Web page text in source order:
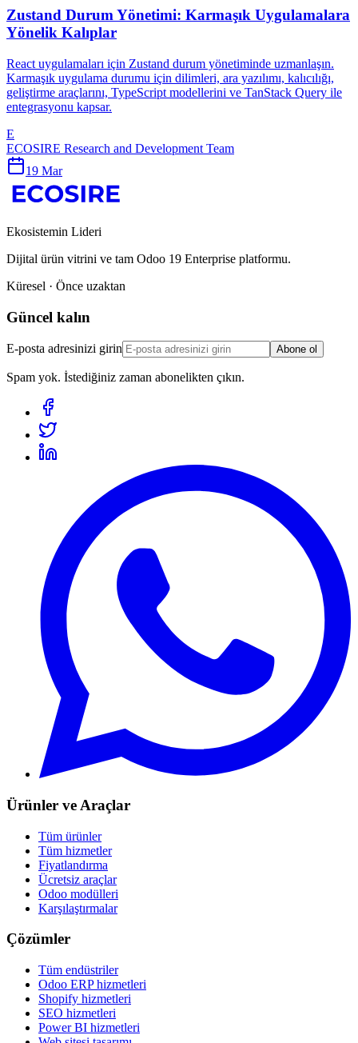
Zustand Durum Yönetimi: Karmaşık Uygulamalara
Yönelik Kalıplar
React uygulamaları için Zustand durum yönetiminde uzmanlaşın.
Karmaşık uygulama durumu için dilimleri, ara yazılımı, kalıcılığı,
geliştirme araçlarını, TypeScript modellerini ve TanStack Query ile
entegrasyonu kapsar.
E
ECOSIRE Research and Development Team
19 Mar
Ekosistemin Lideri
Dijital ürün vitrini ve tam Odoo 19 Enterprise platformu.
Küresel · Önce uzaktan
Güncel kalın
E-posta adresinizi girin Abone ol
Spam yok. İstediğiniz zaman abonelikten çıkın.
Ürünler ve Araçlar
Tüm ürünler
Tüm hizmetler
Fiyatlandırma
Ücretsiz araçlar
Odoo modülleri
Karşılaştırmalar
Çözümler
Tüm endüstriler
Odoo ERP hizmetleri
Shopify hizmetleri
SEO hizmetleri
Power BI hizmetleri